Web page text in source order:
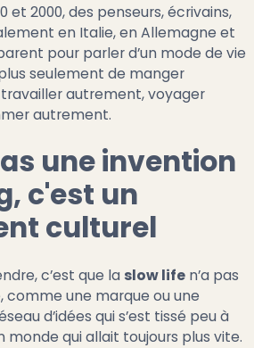
et 2000, des penseurs, écrivains,
en Italie, en Allemagne et
pour parler d’un mode de vie
seulement de manger
autrement, voyager
autrement.
une invention
c'est un
culturel
c’est que la slow lifen’a pas
comme une marque ou une
d’idées qui s’est tissé peu à
monde qui allait toujours plus vite.